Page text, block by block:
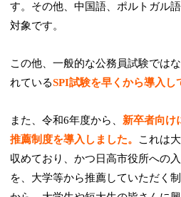
す。その他、中国語、ポルトガル
対象です。
この他、一般的な公務員試験では
れているSPI試験を早くから導入し
また、令和6年度から、 新卒者向け
推薦制度を導入しました。
これは
収めており、かつ日高市役所への
を、大学等から推薦していただく